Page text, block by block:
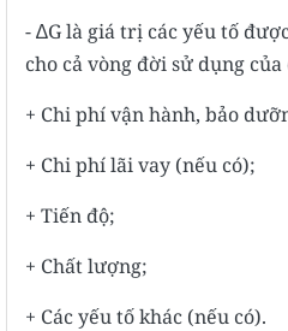
- ∆G là giá trị các yếu tố
cho cả vòng đời sử dụng
+ Chi phí vận hành, bảo
+ Chi phí lãi vay (nếu có);
+ Tiến độ;
+ Chất lượng;
+ Các yếu tố khác (nếu có).